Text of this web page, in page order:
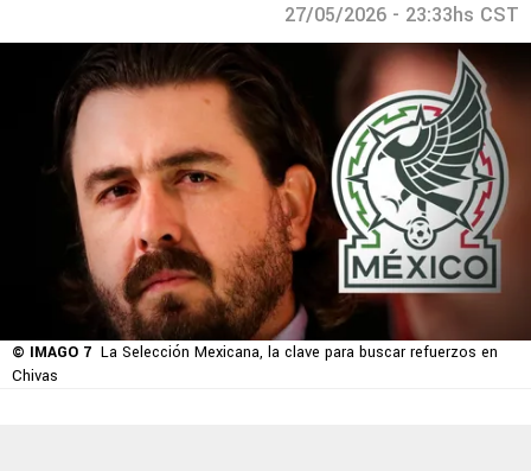
27/05/2026 - 23:33hs CST
© IMAGO 7 La Selección Mexicana, la clave para buscar refuerzos en
Chivas